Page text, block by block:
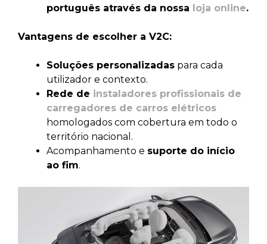
português através da nossa loja online.
Vantagens de escolher a V2C:
Soluções personalizadas para cada
utilizador e contexto.
Rede de instaladores profissionais de
carregadores de carros elétricos
homologados com cobertura em todo o
território nacional.
Acompanhamento e suporte do início
ao fim.